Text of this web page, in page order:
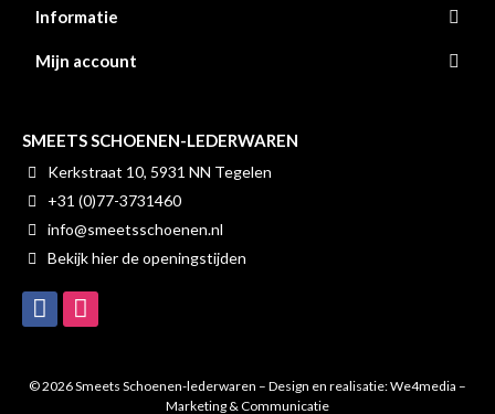
Informatie
Mijn account
SMEETS SCHOENEN-LEDERWAREN
Kerkstraat 10, 5931 NN Tegelen
+31 (0)77-3731460
info@smeetsschoenen.nl
Bekijk hier de openingstijden
© 2026 Smeets Schoenen-lederwaren – Design en realisatie:We4media –
Marketing & Communicatie